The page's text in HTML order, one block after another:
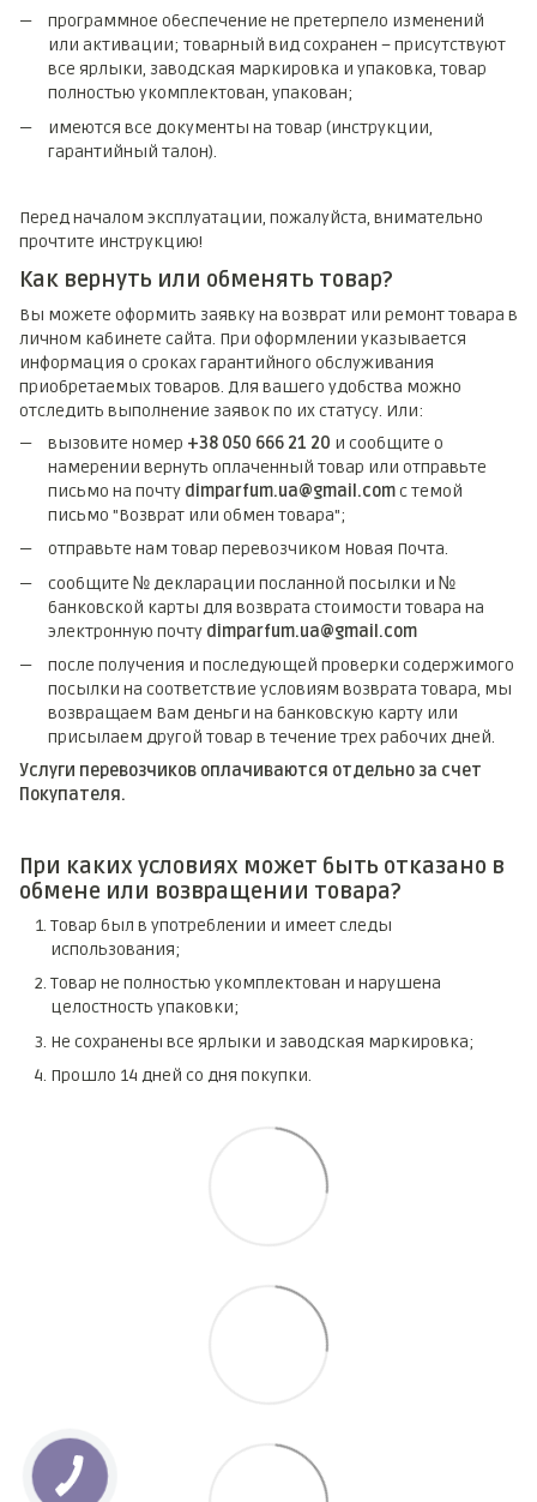
программное обеспечение не претерпело изменений
или активации; товарный вид сохранен – присутствуют
все ярлыки, заводская маркировка и упаковка, товар
полностью укомплектован, упакован;
имеются все документы на товар (инструкции,
гарантийный талон).
Перед началом эксплуатации, пожалуйста, внимательно
прочтите инструкцию!
Как вернуть или обменять товар?
Вы можете оформить заявку на возврат или ремонт товара в
личном кабинете сайта. При оформлении указывается
информация о сроках гарантийного обслуживания
приобретаемых товаров. Для вашего удобства можно
отследить выполнение заявок по их статусу. Или:
вызовите номер +38 050 666 21 20 и сообщите о
намерении вернуть оплаченный товар или отправьте
письмо на почту dimparfum.ua@gmail.comс темой
письмо "Возврат или обмен товара";
отправьте нам товар перевозчиком Новая Почта.
сообщите № декларации посланной посылки и №
банковской карты для возврата стоимости товара на
электронную почту dimparfum.ua@gmail.com
после получения и последующей проверки содержимого
посылки на соответствие условиям возврата товара, мы
возвращаем Вам деньги на банковскую карту или
присылаем другой товар в течение трех рабочих дней.
Услуги перевозчиков оплачиваются отдельно за счет
Покупателя.
При каких условиях может быть отказано в
обмене или возвращении товара?
Товар был в употреблении и имеет следы
использования;
Товар не полностью укомплектован и нарушена
целостность упаковки;
Не сохранены все ярлыки и заводская маркировка;
Прошло 14 дней со дня покупки.